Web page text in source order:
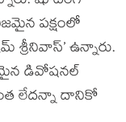
పక్షంలో
శ్రీనివాస్’ ఉన్నారు.
డివోషనల్
లేదన్నా దానికో